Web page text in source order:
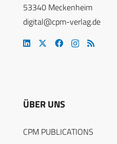
53340 Meckenheim
digital@cpm-verlag.de
ÜBER UNS
CPM PUBLICATIONS